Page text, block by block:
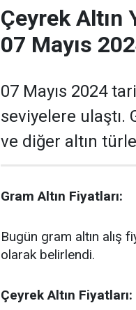
Çeyrek Altın
07 Mayıs
07 Mayıs 2024
seviyelere ulaştı.
ve diğer altın
Gram Altın Fiyatları:
Bugün gram altın alış
olarak belirlendi.
Çeyrek Altın Fiyatları: